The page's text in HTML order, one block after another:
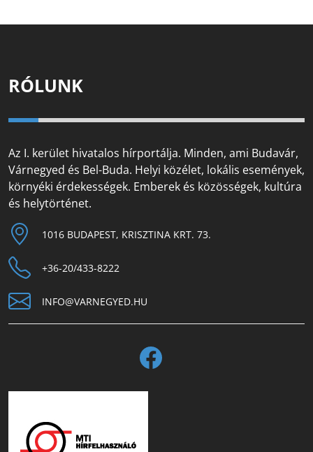
RÓLUNK
Az I. kerület hivatalos hírportálja. Minden, ami Budavár,
Várnegyed és Bel-Buda. Helyi közélet, lokális események,
környéki érdekességek. Emberek és közösségek, kultúra
és helytörténet.
1016 BUDAPEST, KRISZTINA KRT. 73.
+36-20/433-8222
INFO@VARNEGYED.HU